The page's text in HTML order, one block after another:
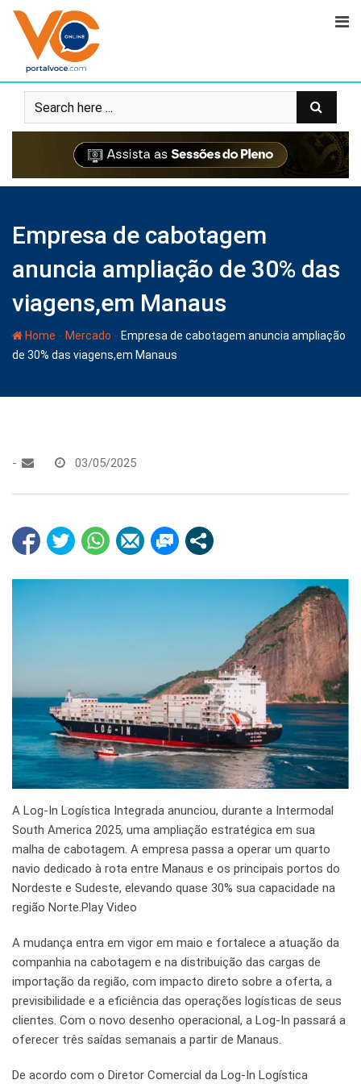
Empresa de cabotagem
anuncia ampliação de 30% das
viagens,em Manaus
Home - Mercado - Empresa de cabotagem anuncia ampliação
de 30% das viagens,em Manaus
- 03/05/2025
A Log-In Logística Integrada anunciou, durante a Intermodal
South America 2025, uma ampliação estratégica em sua
malha de cabotagem. A empresa passa a operar um quarto
navio dedicado à rota entre Manaus e os principais portos do
Nordeste e Sudeste, elevando quase 30% sua capacidade na
região Norte.Play Video
A mudança entra em vigor em maio e fortalece a atuação da
companhia na cabotagem e na distribuição das cargas de
importação da região, com impacto direto sobre a oferta, a
previsibilidade e a eficiência das operações logísticas de seus
clientes. Com o novo desenho operacional, a Log-In passará a
oferecer três saídas semanais a partir de Manaus.
De acordo com o Diretor Comercial da Log-In Logística